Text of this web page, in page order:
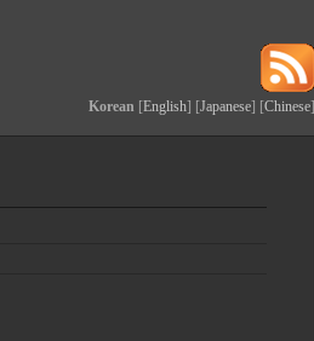
Korean [English] [Japanese] [Chinese]